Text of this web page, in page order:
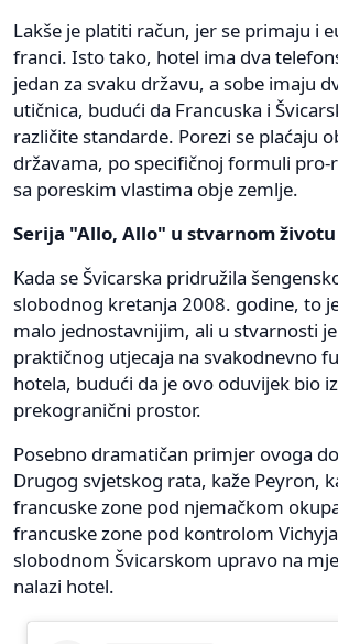
Lakše je platiti račun, jer se primaju i
franci. Isto tako, hotel ima dva
jedan za svaku državu, a sobe imaju
utičnica, budući da Francuska i
različite standarde. Porezi se plaćaju
državama, po specifičnoj formuli
sa poreskim vlastima obje zemlje.
Serija "Allo, Allo" u stvarnom životu
Kada se Švicarska pridružila
slobodnog kretanja 2008. godine, to
malo jednostavnijim, ali u stvarnosti
praktičnog utjecaja na svakodnevno
hotela, budući da je ovo oduvijek bio
prekogranični prostor.
Posebno dramatičan primjer ovoga
Drugog svjetskog rata, kaže Peyron,
francuske zone pod njemačkom
francuske zone pod kontrolom
slobodnom Švicarskom upravo na
nalazi hotel.